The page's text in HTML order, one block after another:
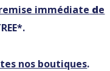
immédiate de
nos boutiques.